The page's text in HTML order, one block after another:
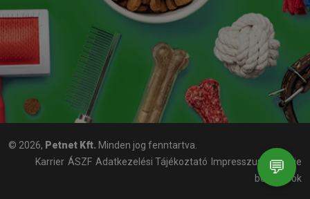
© 2026, Petnet Kft. Minden jog fenntartva.
Karrier ÁSZF Adatkezelési Tájékoztató Impresszum
Cookie
beállítások
💬